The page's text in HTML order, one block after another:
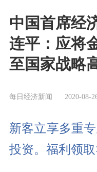
中国首席经
连平：应将
至国家战略
每日经济新闻 2020-08-
新客立享多重
投资。福利领